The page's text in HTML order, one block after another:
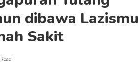
dibawa Lazismu
Sakit